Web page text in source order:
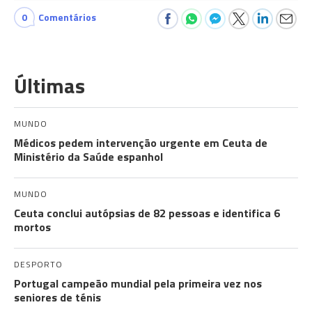
0 Comentários
Últimas
MUNDO
Médicos pedem intervenção urgente em Ceuta de
Ministério da Saúde espanhol
MUNDO
Ceuta conclui autópsias de 82 pessoas e identifica 6
mortos
DESPORTO
Portugal campeão mundial pela primeira vez nos
seniores de ténis